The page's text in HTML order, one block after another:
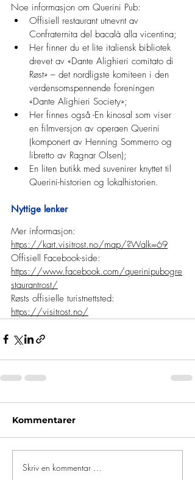
Noe informasjon om Querini Pub:
Offisiell restaurant utnevnt av
Confraternita del bacalà alla vicentina;
Her finner du et lite italiensk bibliotek
drevet av «Dante Alighieri comitato di
Røst» – det nordligste komiteen i den
verdensomspennende foreningen
«Dante Alighieri Society»;
Her finnes også -En kinosal som viser
en filmversjon av operaen Querini
(komponert av Henning Sommerro og
libretto av Ragnar Olsen);
En liten butikk med suvenirer knyttet til
Querini-historien og lokalhistorien.
Nyttige lenker
Mer informasjon:
https://kart.visitrost.no/map/?Walk=69
Offisiell Facebook-side:
https://www.facebook.com/querinipubogre
staurantrost/
Røsts offisielle turistnettsted:
https://visitrost.no/
Kommentarer
Skriv en kommentar …